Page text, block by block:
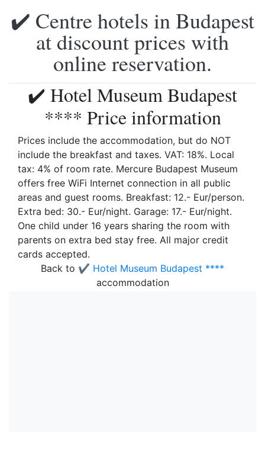
✔️ Centre hotels in Budapest
at discount prices with
online reservation.
✔️ Hotel Museum Budapest
**** Price information
Prices include the accommodation, but do NOT
include the breakfast and taxes. VAT: 18%. Local
tax: 4% of room rate. Mercure Budapest Museum
offers free WiFi Internet connection in all public
areas and guest rooms. Breakfast: 12.- Eur/person.
Extra bed: 30.- Eur/night. Garage: 17.- Eur/night.
One child under 16 years sharing the room with
parents on extra bed stay free. All major credit
cards accepted.
Back to ✔️ Hotel Museum Budapest ****
accommodation